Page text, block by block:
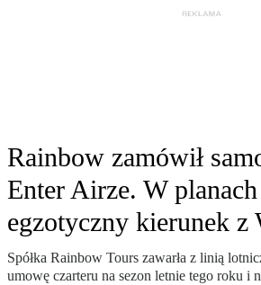
Rainbow zamówił
Enter Airze. W
egzotyczny kierunek z
Spółka Rainbow Tours zawarła z linią
umowę czarteru na sezon letnie tego roku i